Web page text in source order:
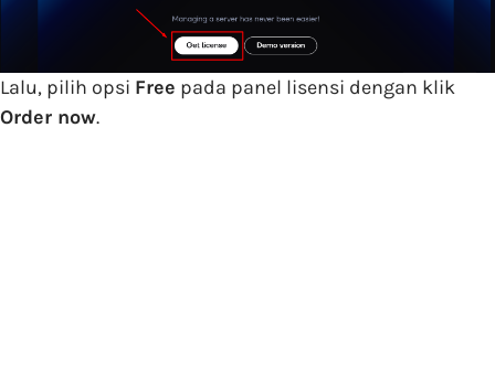
Lalu, pilih opsi Free pada panel lisensi dengan klik
Order now.